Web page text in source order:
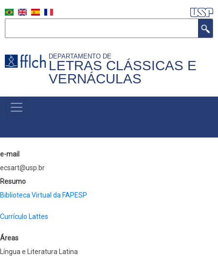
to
DEPARTAMENTO DE
LETRAS CLÁSSICAS E
VERNÁCULAS
MENU
e-mail
ecsart@usp.br
Resumo
Biblioteca Virtual da FAPESP
Currículo Lattes
Áreas
Língua e Literatura Latina